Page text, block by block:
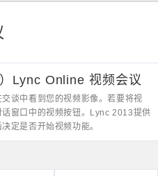
Lync Online 视频会议
谈中看到您的视频影像。若要将视
窗口中的视频按钮。Lync 2013提供
定是否开始视频功能。